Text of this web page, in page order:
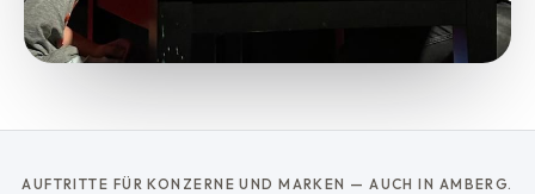
AUFTRITTE FÜR KONZERNE UND MARKEN — AUCH IN AMBERG.